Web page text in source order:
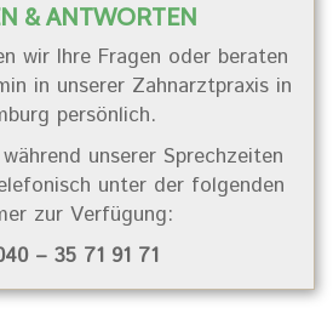
& ANTWORTEN
wir Ihre Fragen oder beraten
in unserer Zahnarztpraxis in
persönlich.
unserer Sprechzeiten
unter der folgenden
zur Verfügung:
– 35 71 91 71